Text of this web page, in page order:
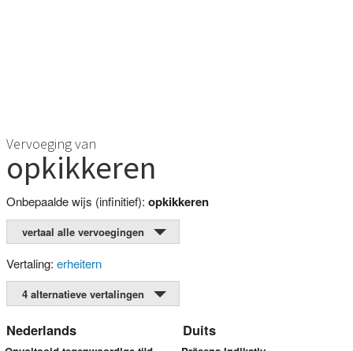
Vervoeging van
opkikkeren
Onbepaalde wijs (infinitief): opkikkeren
vertaal alle vervoegingen
Vertaling: erheitern
4 alternatieve vertalingen
Nederlands Duits